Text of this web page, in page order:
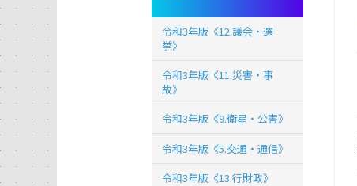
令和3年版《12.議会・選
挙》
令和3年版《11.災害・事
故》
令和3年版《9.衛星・公害》
令和3年版《5.交通・通信》
令和3年版《13.行財政》